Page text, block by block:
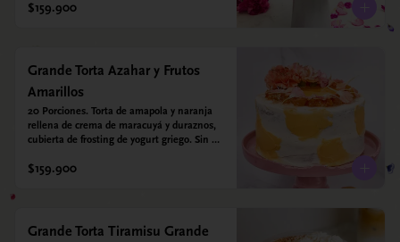
$159.900
Grande Torta Azahar y Frutos
Amarillos
20 Porciones. Torta de amapola y naranja
rellena de crema de maracuyá y duraznos,
cubierta de frosting de yogurt griego. Sin
$159.900
Grande Torta Tiramisu Grande